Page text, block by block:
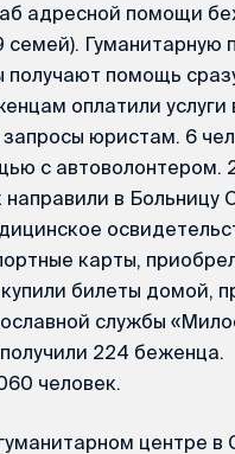
адресной помощи
семей). Гуманитарную
помощь
оплатили
юристам. 6
с автоволонтером.
в Больницу
карты,
билеты домой,
службы
224 беженца.
человек.
центре